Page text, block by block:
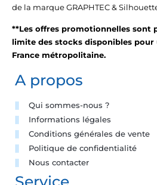
de la marque GRAPHTEC &
**Les offres promotionnelles sont
limite des stocks disponibles pour
France métropolitaine.
A propos
Qui sommes-nous ?
Informations légales
Conditions générales de vente
Politique de confidentialité
Nous contacter